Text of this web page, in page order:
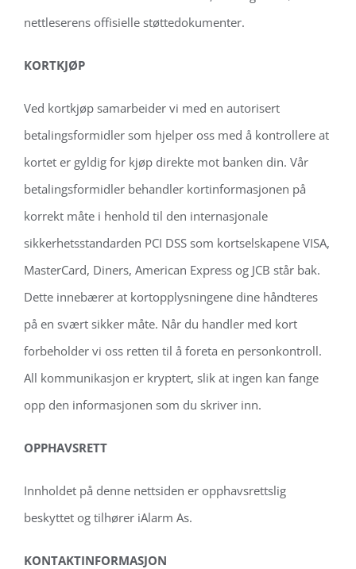
nettleserens offisielle støttedokumenter.
KORTKJØP
Ved kortkjøp samarbeider vi med en autorisert
betalingsformidler som hjelper oss med å kontrollere at
kortet er gyldig for kjøp direkte mot banken din. Vår
betalingsformidler behandler kortinformasjonen på
korrekt måte i henhold til den internasjonale
sikkerhetsstandarden PCI DSS som kortselskapene VISA,
MasterCard, Diners, American Express og JCB står bak.
Dette innebærer at kortopplysningene dine håndteres
på en svært sikker måte. Når du handler med kort
forbeholder vi oss retten til å foreta en personkontroll.
All kommunikasjon er kryptert, slik at ingen kan fange
opp den informasjonen som du skriver inn.
OPPHAVSRETT
Innholdet på denne nettsiden er opphavsrettslig
beskyttet og tilhører iAlarm As.
KONTAKTINFORMASJON